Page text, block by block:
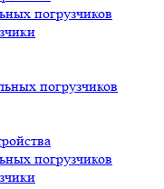
погрузчиков
погрузчиков
погрузчиков